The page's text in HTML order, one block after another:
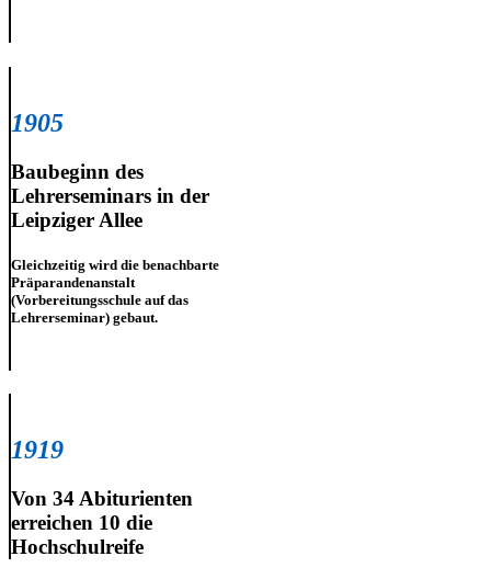
1905
Baubeginn des
Lehrerseminars in der
Leipziger Allee
Gleichzeitig wird die benachbarte
Präparandenanstalt
(Vorbereitungsschule auf das
Lehrerseminar) gebaut.
1919
Von 34 Abiturienten
erreichen 10 die
Hochschulreife